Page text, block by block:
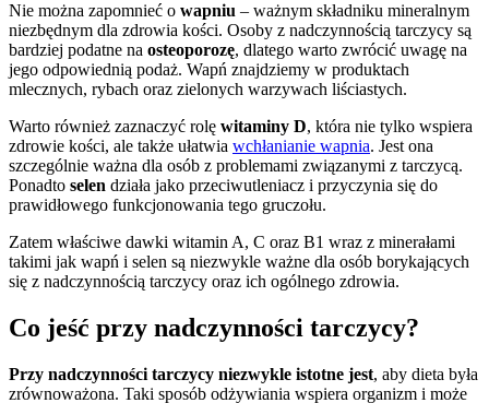
Nie można zapomnieć o wapniu – ważnym składniku mineralnym
niezbędnym dla zdrowia kości. Osoby z nadczynnością tarczycy są
bardziej podatne na osteoporozę, dlatego warto zwrócić uwagę na
jego odpowiednią podaż. Wapń znajdziemy w produktach
mlecznych, rybach oraz zielonych warzywach liściastych.
Warto również zaznaczyć rolę witaminy D, która nie tylko wspiera
zdrowie kości, ale także ułatwia wchłanianie wapnia. Jest ona
szczególnie ważna dla osób z problemami związanymi z tarczycą.
Ponadto selen działa jako przeciwutleniacz i przyczynia się do
prawidłowego funkcjonowania tego gruczołu.
Zatem właściwe dawki witamin A, C oraz B1 wraz z minerałami
takimi jak wapń i selen są niezwykle ważne dla osób borykających
się z nadczynnością tarczycy oraz ich ogólnego zdrowia.
Co jeść przy nadczynności tarczycy?
Przy nadczynności tarczycy niezwykle istotne jest, aby dieta była
zrównoważona. Taki sposób odżywiania wspiera organizm i może